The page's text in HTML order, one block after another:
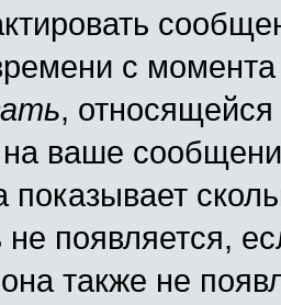
с
,
на ваше
показывает
появляется,
также не